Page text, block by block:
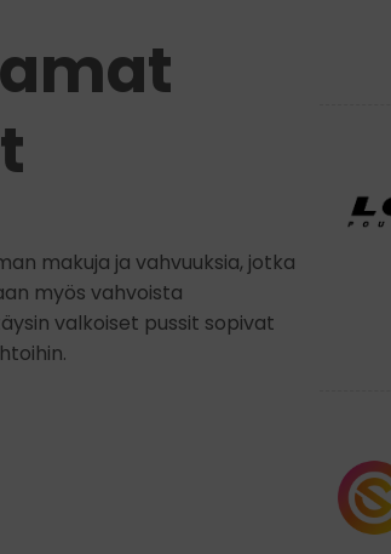
makuja ja vahvuuksia, jotka
myös vahvoista
valkoiset pussit sopivat